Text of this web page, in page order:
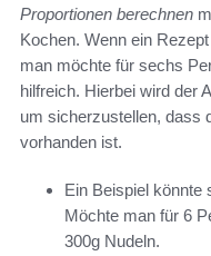
Proportionen berechnen
Kochen. Wenn ein
man möchte für sechs
hilfreich. Hierbei wird der
um sicherzustellen, dass
vorhanden ist.
Ein Beispiel könnte
Möchte man für 6
300g Nudeln.